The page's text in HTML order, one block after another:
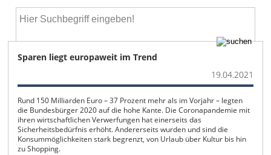
Sparen liegt europaweit im Trend
19.04.2021
Rund 150 Milliarden Euro – 37 Prozent mehr als im Vorjahr – legten
die Bundesbürger 2020 auf die hohe Kante. Die Coronapandemie mit
ihren wirtschaftlichen Verwerfungen hat einerseits das
Sicherheitsbedürfnis erhöht. Andererseits wurden und sind die
Konsummöglichkeiten stark begrenzt, von Urlaub über Kultur bis hin
zu Shopping.